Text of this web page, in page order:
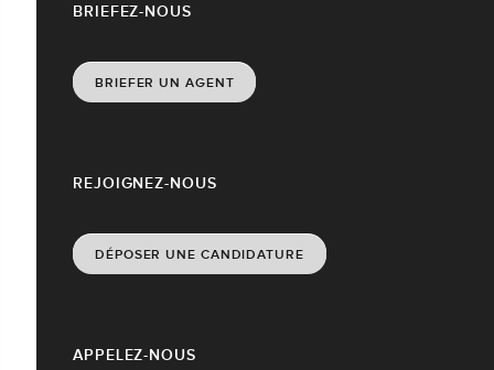
REJOIGNEZ-NOUS
DÉPOSER UNE CANDIDATURE
APPELEZ-NOUS
BRIEFEZ-NOUS
BRIEFER UN AGENT